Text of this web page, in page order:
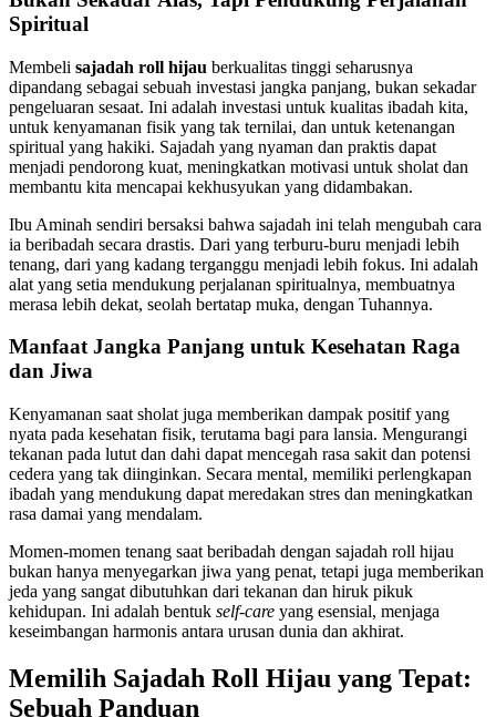
Spiritual
Membeli sajadah roll hijau berkualitas tinggi seharusnya
dipandang sebagai sebuah investasi jangka panjang, bukan sekadar
pengeluaran sesaat. Ini adalah investasi untuk kualitas ibadah kita,
untuk kenyamanan fisik yang tak ternilai, dan untuk ketenangan
spiritual yang hakiki. Sajadah yang nyaman dan praktis dapat
menjadi pendorong kuat, meningkatkan motivasi untuk sholat dan
membantu kita mencapai kekhusyukan yang didambakan.
Ibu Aminah sendiri bersaksi bahwa sajadah ini telah mengubah cara
ia beribadah secara drastis. Dari yang terburu-buru menjadi lebih
tenang, dari yang kadang terganggu menjadi lebih fokus. Ini adalah
alat yang setia mendukung perjalanan spiritualnya, membuatnya
merasa lebih dekat, seolah bertatap muka, dengan Tuhannya.
Manfaat Jangka Panjang untuk Kesehatan Raga
dan Jiwa
Kenyamanan saat sholat juga memberikan dampak positif yang
nyata pada kesehatan fisik, terutama bagi para lansia. Mengurangi
tekanan pada lutut dan dahi dapat mencegah rasa sakit dan potensi
cedera yang tak diinginkan. Secara mental, memiliki perlengkapan
ibadah yang mendukung dapat meredakan stres dan meningkatkan
rasa damai yang mendalam.
Momen-momen tenang saat beribadah dengan sajadah roll hijau
bukan hanya menyegarkan jiwa yang penat, tetapi juga memberikan
jeda yang sangat dibutuhkan dari tekanan dan hiruk pikuk
kehidupan. Ini adalah bentuk self-care yang esensial, menjaga
keseimbangan harmonis antara urusan dunia dan akhirat.
Memilih Sajadah Roll Hijau yang Tepat:
Sebuah Panduan